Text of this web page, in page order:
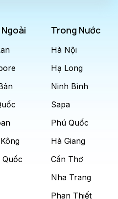
Quốc
Trong Nước
Hà Nội
Hạ Long
Ninh Bình
Sapa
Phú Quốc
Hà Giang
Cần Thơ
Nha Trang
Phan Thiết